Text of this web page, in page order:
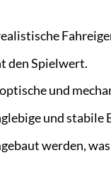
den Spielwert.
und
und stabile
werden,